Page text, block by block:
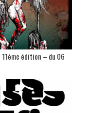
édition – du 06